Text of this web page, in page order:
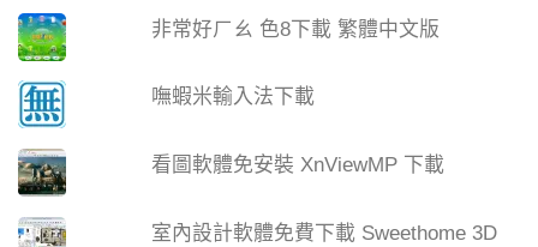
非常好ㄏㄠ 色8下載 繁體中文版
嘸蝦米輸入法下載
看圖軟體免安裝 XnViewMP 下載
室內設計軟體免費下載 Sweethome 3D